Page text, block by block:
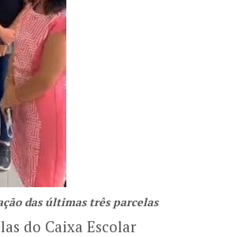
das últimas três parcelas
do Caixa Escolar